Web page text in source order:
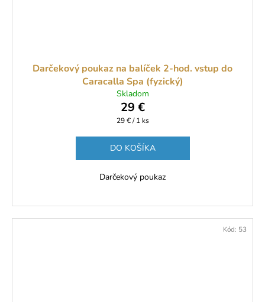
Darčekový poukaz na balíček 2-hod. vstup do
Caracalla Spa (fyzický)
Skladom
29 €
Jednotková
29 € / 1 ks
DO KOŠÍKA
Darčekový poukaz
Kód: 53